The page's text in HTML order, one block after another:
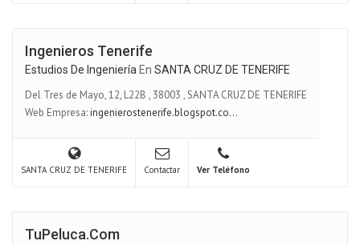
Ingenieros Tenerife
Estudios De Ingeniería En SANTA CRUZ DE TENERIFE
Del Tres de Mayo, 12, L22B , 38003 ,SANTA CRUZ DE TENERIFE
Web Empresa:ingenierostenerife.blogspot.co...
SANTA CRUZ DE TENERIFE Contactar Ver Teléfono
TuPeluca.com